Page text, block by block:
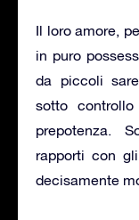
Il loro amore,
in puro
da piccoli
sotto
prepotenza.
rapporti con
decisamente